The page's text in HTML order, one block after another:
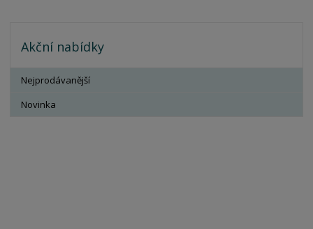
Akční nabídky
Nejprodávanější
Novinka